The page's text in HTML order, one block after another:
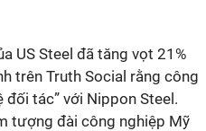
US Steel đã tăng vọt 21%
trên Truth Social rằng công
đối tác” với Nippon Steel.
tượng đài công nghiệp Mỹ